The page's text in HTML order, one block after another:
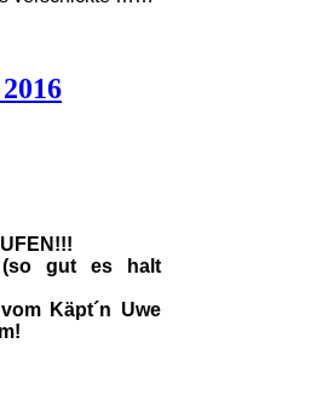
(so gut es halt
Käpt´n Uwe